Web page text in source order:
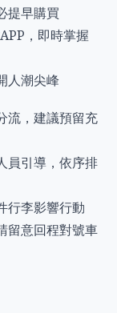
提早購買
，即時掌握
人潮尖峰
流，建議預留充
員引導，依序排
行李影響行動
留意回程對號車